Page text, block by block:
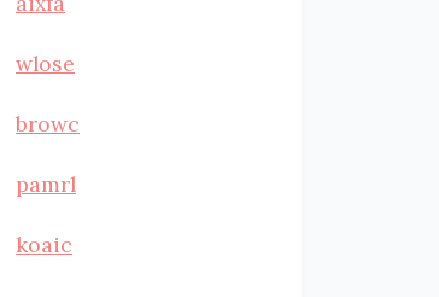
wlose
browc
pamrl
koaic